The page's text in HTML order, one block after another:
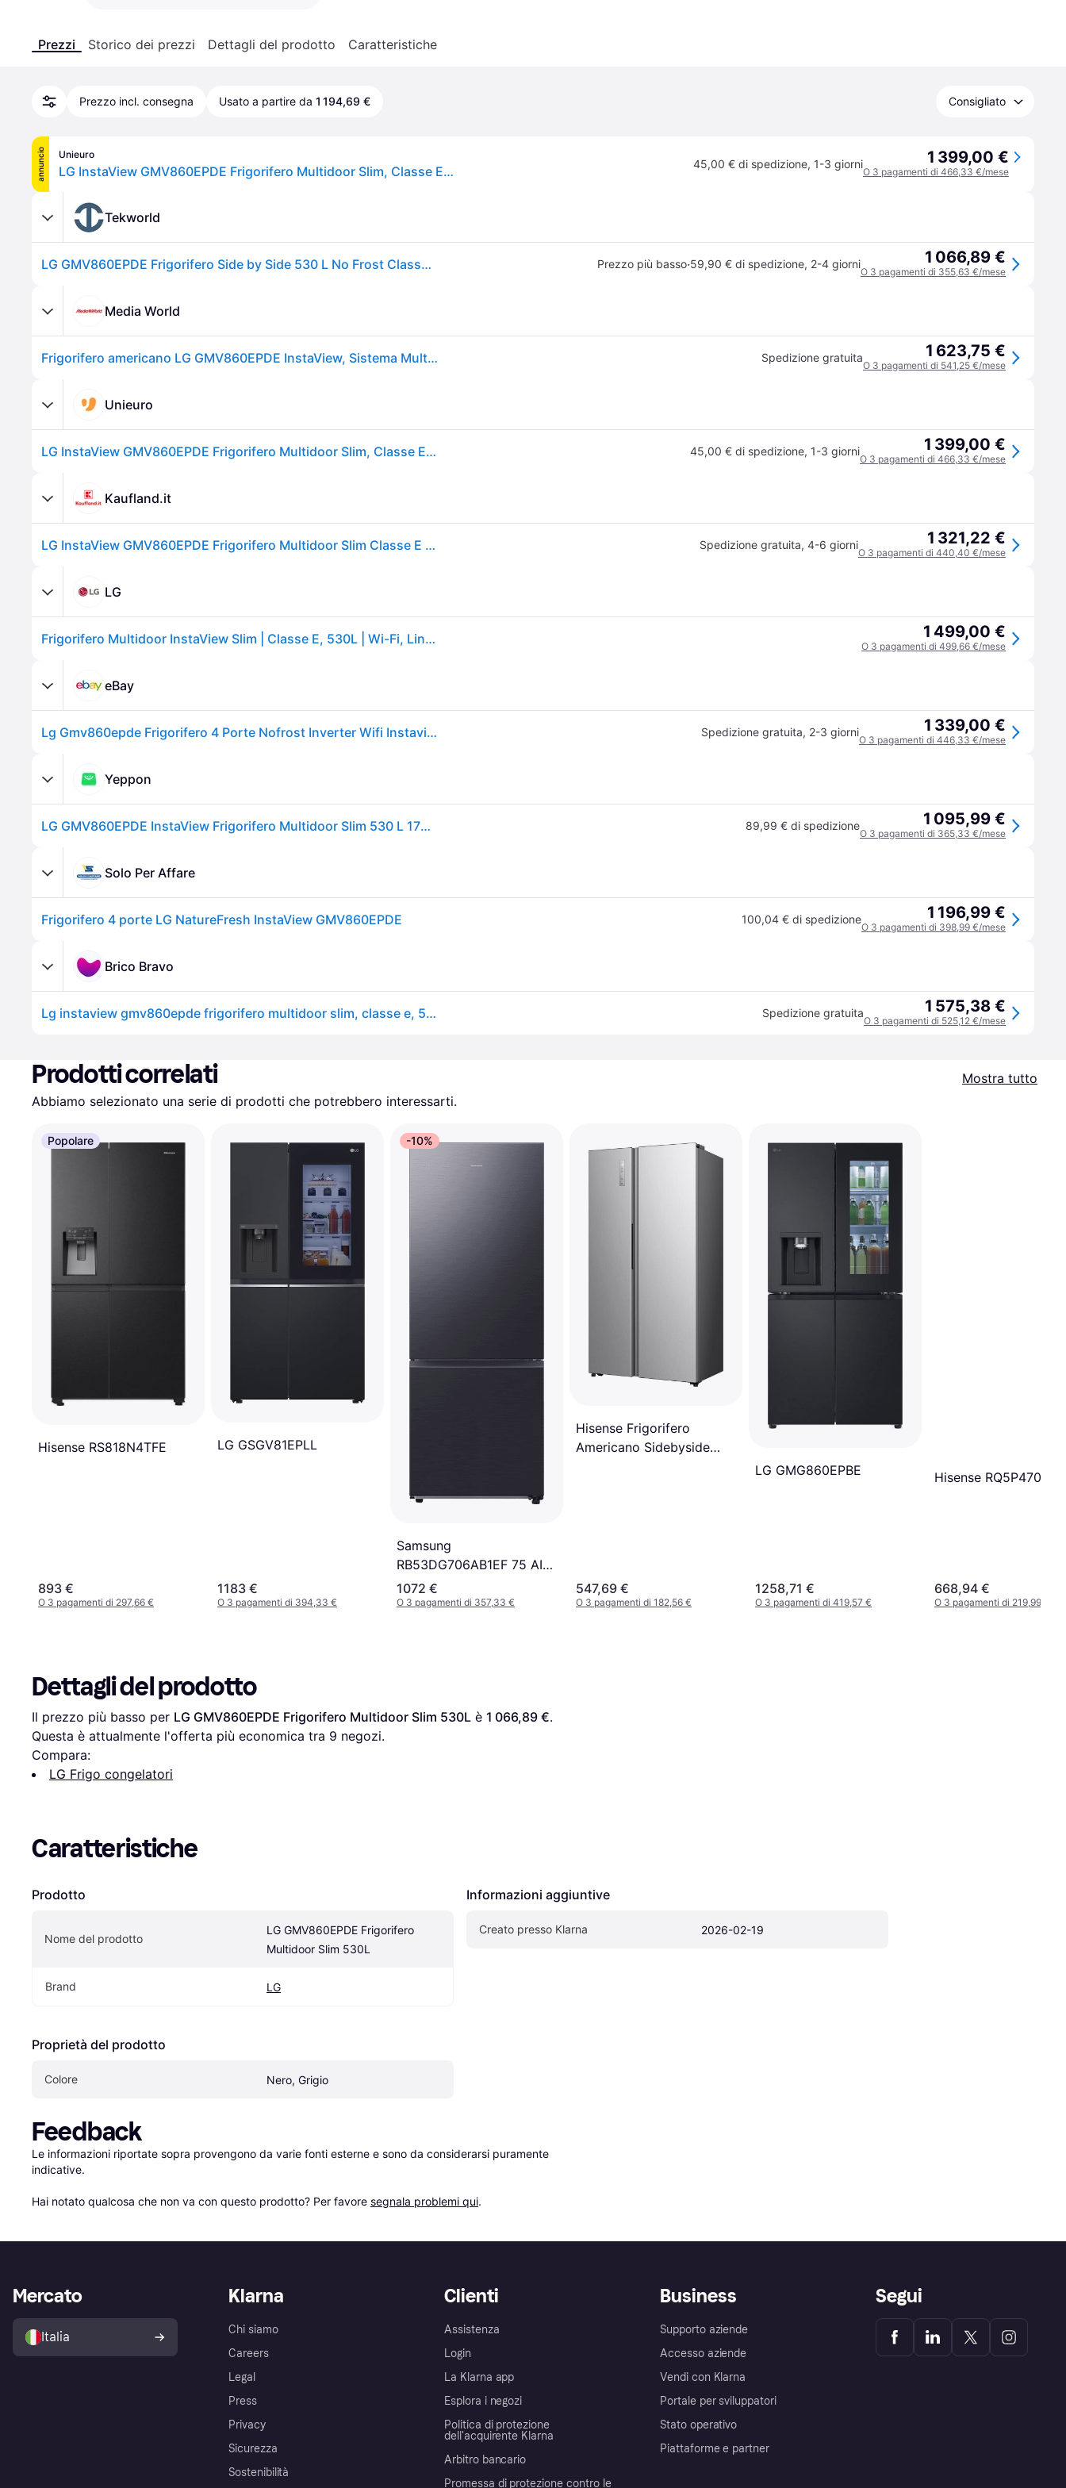
Prezzi Storico dei prezzi Dettagli del prodotto Caratteristiche
Prezzo incl. consegna Usato a partire da 1 194,69 € Consigliato
annuncio Unieuro
LG InstaView GMV860EPDE Frigorifero Multidoor Slim, Classe E, 530L, Wi-Fi, Linear Cooling, Essence Matte Black 45,00 € di spedizione, 1-3 giorni 1 399,00 €
O 3 pagamenti di 466,33 €/mese
Tekworld
LG GMV860EPDE Frigorifero Side by Side 530 L No Frost Classe E Nero Prezzo più basso·59,90 € di spedizione, 2-4 giorni 1 066,89 €
O 3 pagamenti di 355,63 €/mese
Media World
Frigorifero americano LG GMV860EPDE InstaView, Sistema Multi Flow: Sì; raffreddamento frigorifero: No Frost; congelatore: Frost, Capacità netta totale 530 l, Rumorosità: 40 dB(A), LAN wireless, Dimensioni: L 83,5 cm A 178,7 P 73 cm, Matte Black, Classe E Spedizione gratuita 1 623,75 €
O 3 pagamenti di 541,25 €/mese
Unieuro
LG InstaView GMV860EPDE Frigorifero Multidoor Slim, Classe E, 530L, Wi-Fi, Linear Cooling, Essence Matte Black 45,00 € di spedizione, 1-3 giorni 1 399,00 €
O 3 pagamenti di 466,33 €/mese
Kaufland.it
LG InstaView GMV860EPDE Frigorifero Multidoor Slim Classe E 530L WiFi Linear Cooling Essence Matte Black Spedizione gratuita, 4-6 giorni 1 321,22 €
O 3 pagamenti di 440,40 €/mese
LG
Frigorifero Multidoor InstaView Slim | Classe E, 530L | Wi-Fi, Linear Cooling, Total No frost | Essence Matte Black - GMV860EPDE 1 499,00 €
O 3 pagamenti di 499,66 €/mese
eBay
Lg Gmv860epde Frigorifero 4 Porte Nofrost Inverter Wifi Instaview Nero Cl.e Spedizione gratuita, 2-3 giorni 1 339,00 €
O 3 pagamenti di 446,33 €/mese
Yeppon
LG GMV860EPDE InstaView Frigorifero Multidoor Slim 530 L 178.7 cm Classe E 40 dB Wi-Fi Linear Cooling Total No Frost colore Nero 89,99 € di spedizione 1 095,99 €
O 3 pagamenti di 365,33 €/mese
Solo Per Affare
Frigorifero 4 porte LG NatureFresh InstaView GMV860EPDE 100,04 € di spedizione 1 196,99 €
O 3 pagamenti di 398,99 €/mese
Brico Bravo
Lg instaview gmv860epde frigorifero multidoor slim, classe e, 530l, wi-fi, linear cooling, essence matte black Spedizione gratuita 1 575,38 €
O 3 pagamenti di 525,12 €/mese
Prodotti correlati
Mostra tutto
Abbiamo selezionato una serie di prodotti che potrebbero interessarti.
Popolare
Hisense RS818N4TFE
893 €
O 3 pagamenti di 297,66 €
LG GSGV81EPLL
1183 €
O 3 pagamenti di 394,33 €
-10%
Samsung
RB53DG706AB1EF 75 AI
Largo 75cm No Frost
538L RB53DG706AB1EF
1072 €
O 3 pagamenti di 357,33 €
Hisense Frigorifero
Americano Sidebyside
547,69 €
O 3 pagamenti di 182,56 €
LG GMG860EPBE
1258,71 €
O 3 pagamenti di 419,57 €
Hisense
668,94 €
O 3 pagamenti di 219,99 €
Dettagli del prodotto
Il prezzo più basso per LG GMV860EPDE Frigorifero Multidoor Slim 530L è 1 066,89 €.
Questa è attualmente l'offerta più economica tra 9 negozi.
Compara:
LG Frigo congelatori
Caratteristiche
Prodotto
Nome del prodotto
LG GMV860EPDE Frigorifero
Multidoor Slim 530L
Brand LG
Proprietà del prodotto
Colore Nero, Grigio
Informazioni aggiuntive
Creato presso Klarna 2026-02-19
Feedback
Le informazioni riportate sopra provengono da varie fonti esterne e sono da considerarsi puramente
indicative.
Hai notato qualcosa che non va con questo prodotto? Per favore segnala problemi qui.
Klarna
Chi siamo
Careers
Legal
Press
Privacy
Sicurezza
Sostenibilità
Clienti
Assistenza
Login
La Klarna app
Esplora i negozi
Politica di protezione
dell'acquirente Klarna
Arbitro bancario
Promessa di protezione contro le
Business
Supporto aziende
Accesso aziende
Vendi con Klarna
Portale per sviluppatori
Stato operativo
Piattaforme e partner
Mercato
Italia
Segui